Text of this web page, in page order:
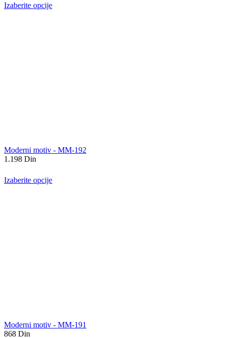
Izaberite opcije
Moderni motiv - MM-192
1.198 Din
Izaberite opcije
Moderni motiv - MM-191
868 Din